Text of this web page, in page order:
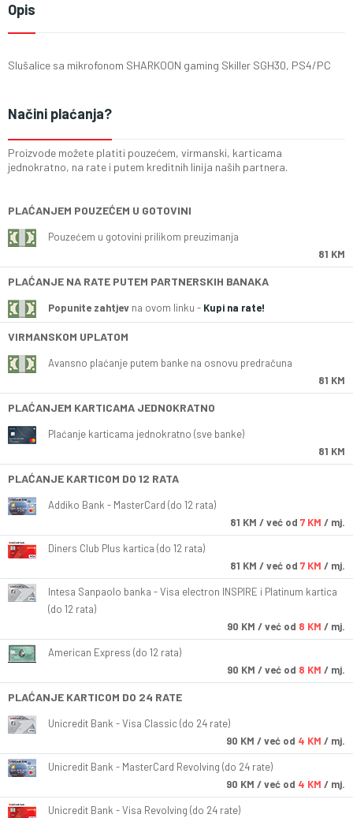
Opis
Slušalice sa mikrofonom SHARKOON gaming Skiller SGH30, PS4/PC
Načini plaćanja?
Proizvode možete platiti pouzećem, virmanski, karticama
jednokratno, na rate i putem kreditnih linija naših partnera.
PLAĆANJEM POUZEĆEM U GOTOVINI
Pouzećem u gotovini prilikom preuzimanja
81 KM
PLAĆANJE NA RATE PUTEM PARTNERSKIH BANAKA
Popunite zahtjev na ovom linku - Kupi na rate!
VIRMANSKOM UPLATOM
Avansno plaćanje putem banke na osnovu predračuna
81 KM
PLAĆANJEM KARTICAMA JEDNOKRATNO
Plaćanje karticama jednokratno (sve banke)
81 KM
PLAĆANJE KARTICOM DO 12 RATA
Addiko Bank - MasterCard (do 12 rata)
81 KM / već od 7 KM / mj.
Diners Club Plus kartica (do 12 rata)
81 KM / već od 7 KM / mj.
Intesa Sanpaolo banka - Visa electron INSPIRE i Platinum kartica
(do 12 rata)
90 KM / već od 8 KM / mj.
American Express (do 12 rata)
90 KM / već od 8 KM / mj.
PLAĆANJE KARTICOM DO 24 RATE
Unicredit Bank - Visa Classic (do 24 rate)
90 KM / već od 4 KM / mj.
Unicredit Bank - MasterCard Revolving (do 24 rate)
90 KM / već od 4 KM / mj.
Unicredit Bank - Visa Revolving (do 24 rate)